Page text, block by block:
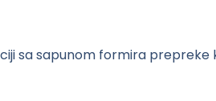
sa sapunom formira